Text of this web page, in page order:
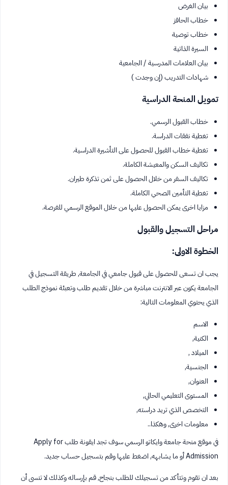
بيان الغرض
خطاب الحافز
خطاب توصية
السيرة الذاتية
بيان العلامات المدرسية / الجامعية
شهادات التدريب (إن وجدت )
تمويل المنحة الدراسية
خطاب القبول الرسمي.
تغطية نفقات الدراسة.
تغطية خطاب القبول للحصول على التأشيرة الدراسية.
تكاليف السكن والمعيشة الكاملة.
تكاليف السفر من خلال الحصول على ثمن تذكرة طيران.
تغطية التأمين الصحي الكاملة.
مزايا اخرى يمكن الحصول عليها من خلال الموقع الرسمي للفرصة.
مراحل التسجيل والقبول
الخطوة الاولى:
يجب ان تسعى للحصول على قبول جامعي في الجامعة, طريقة التسجيل في
الجامعة يكون عبر الانترنت مباشرة من خلال تقديم طلب وتعبئة نموذج الطلب
الذي يحتوي المعلومات التالية:
الاسم
الكنية,
الميلاد ,
الجنسية,
العنوان,
المستوى التعليمي الحالي,
التخصص الذي تريد دراسته,
معلومات اخرى, وهكذا..
في موقع منحة جامعة وايكاتو الرسمي سوف تجد ايقونة طلب Apply for
Admission أو ما يشابهه, اضغط عليها وقم بتسجيل حساب جديد.
بعد ان تقوم وتتأكد من تسجيلك للطلب بنجاح, قم بإرساله وكذلك لا تنسى أن